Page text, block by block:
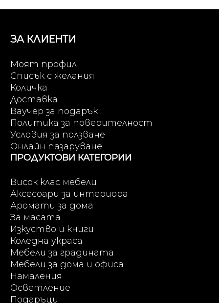
ЗА КЛИЕНТИ
Моят профил
Списък с желания
Количка
Доставка
Ваучер за подарък
Политика за поверителност
Условия за ползване
Онлайн пазаруване
ПРОДУКТОВИ КАТЕГОРИИ
Висок клас мебели
Аксесоари за интериора
Аромати за дома
За масата
Изкуство и книги
Коледна украса
Мебели за градината
Мебели за дома и офиса
Намаления
Осветление
Подаръци